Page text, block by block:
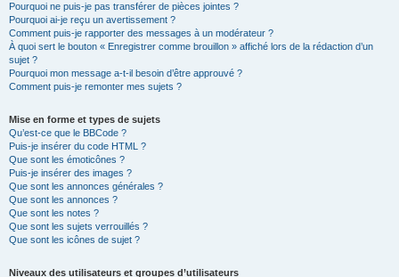
Pourquoi ne puis-je pas transférer de pièces jointes ?
Pourquoi ai-je reçu un avertissement ?
Comment puis-je rapporter des messages à un modérateur ?
À quoi sert le bouton « Enregistrer comme brouillon » affiché lors de la rédaction d’un
sujet ?
Pourquoi mon message a-t-il besoin d’être approuvé ?
Comment puis-je remonter mes sujets ?
Mise en forme et types de sujets
Qu’est-ce que le BBCode ?
Puis-je insérer du code HTML ?
Que sont les émoticônes ?
Puis-je insérer des images ?
Que sont les annonces générales ?
Que sont les annonces ?
Que sont les notes ?
Que sont les sujets verrouillés ?
Que sont les icônes de sujet ?
Niveaux des utilisateurs et groupes d’utilisateurs